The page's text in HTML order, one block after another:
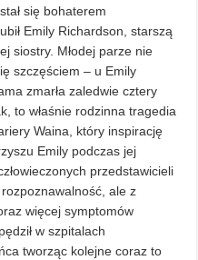
się bohaterem
Emily Richardson, starszą
siostry. Młodej parze nie
szczęściem – u Emily
zmarła zaledwie cztery
to właśnie rodzinna tragedia
Waina, który inspirację
Emily podczas jej
przedstawicieli
ale z
więcej symptomów
w szpitalach
tworząc kolejne coraz to